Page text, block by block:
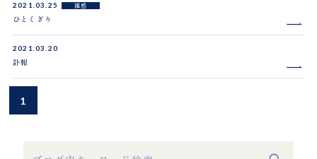
2021.03.25 雑感
ひとくぎり
2021.03.20
訃報
1